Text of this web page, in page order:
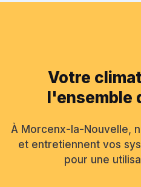
Votre
l'ensemble
À Morcenx-la-Nouvelle,
et entretiennent vos
pour une